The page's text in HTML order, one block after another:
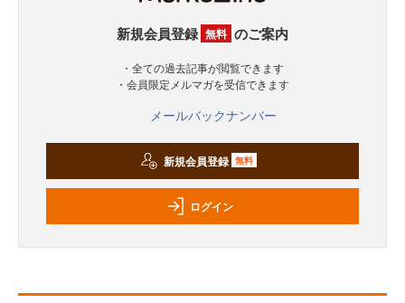
新規会員登録 無料 のご案内
・全ての過去記事が閲覧できます
・会員限定メルマガを受信できます
メールバックナンバー
新規会員登録 無料
ログイン